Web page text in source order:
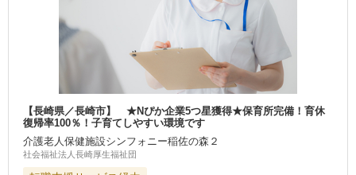
【長崎県／長崎市】 ★Nぴか企業5つ星獲得★保育所完備！育休
復帰率100％！子育てしやすい環境です
介護老人保健施設シンフォニー稲佐の森２
社会福祉法人長崎厚生福祉団